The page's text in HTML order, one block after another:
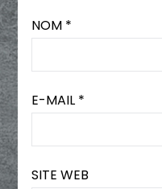
NOM *
E-MAIL *
SITE WEB